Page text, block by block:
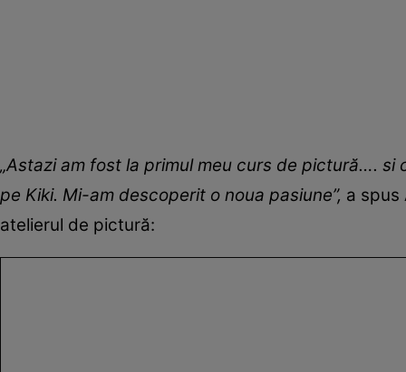
„Astazi am fost la primul meu curs de pictură….
pe Kiki. Mi-am descoperit o noua pasiune”, a spus
atelierul de pictură: